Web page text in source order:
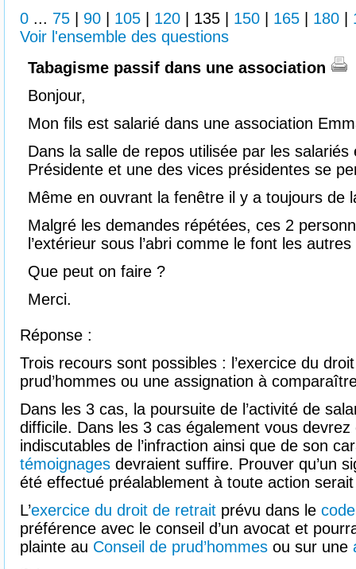
0 ... 75 90 105 120 135 150 165 180
Voir l'ensemble des questions
Tabagisme passif dans une association
Bonjour,
Mon fils est salarié dans une association
Dans la salle de repos utilisée par les salariés
Présidente et une des vices présidentes se
Même en ouvrant la fenêtre il y a toujours de
Malgré les demandes répétées, ces 2
l’extérieur sous l’abri comme le font les
Que peut on faire ?
Merci.
Réponse :
Trois recours sont possibles : l’exercice du
prud’hommes ou une assignation à
Dans les 3 cas, la poursuite de l’activité de
difficile. Dans les 3 cas également vous
indiscutables de l’infraction ainsi que de son
témoignages devraient suffire. Prouver qu’un
été effectué préalablement à toute action
L’exercice du droit de retrait prévu dans le
préférence avec le conseil d’un avocat et
plainte au Conseil de prud’hommes ou sur une